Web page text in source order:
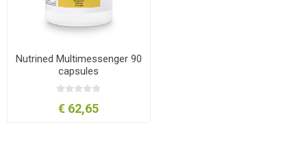
Nutrined Multimessenger 90
capsules
€ 62,65